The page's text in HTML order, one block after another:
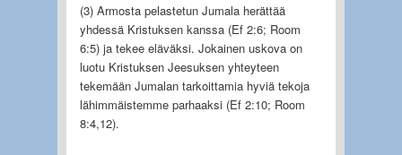
(3) Armosta pelastetun Jumala herättää
yhdessä Kristuksen kanssa (Ef 2:6; Room
6:5) ja tekee eläväksi. Jokainen uskova on
luotu Kristuksen Jeesuksen yhteyteen
tekemään Jumalan tarkoittamia hyviä tekoja
lähimmäistemme parhaaksi (Ef 2:10; Room
8:4,12).